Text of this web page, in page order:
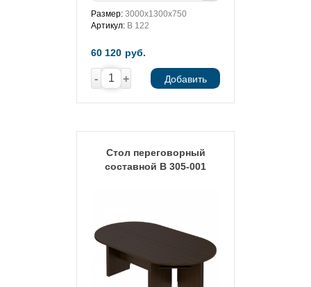
Размер: 3000x1300x750
Артикул: В 122
60 120 руб.
- + Добавить
Стол переговорный
составной В 305-001